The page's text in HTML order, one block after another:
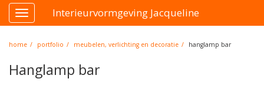
Toggle
navigation
Interieurvormgeving Jacqueline
home portfolio meubelen, verlichting en decoratie hanglamp bar
Hanglamp bar